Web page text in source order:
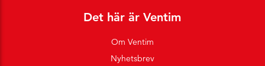
Det här är Ventim
Om Ventim
Nyhetsbrev